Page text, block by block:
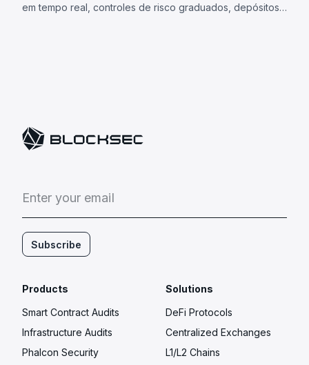
em tempo real, controles de risco graduados, depósitos
Enter your email
Subscribe
Products
Smart Contract Audits
Infrastructure Audits
Phalcon Security
Solutions
DeFi Protocols
Centralized Exchanges
L1/L2 Chains